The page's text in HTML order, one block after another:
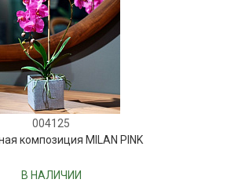
004125
композиция MILAN PINK
В НАЛИЧИИ